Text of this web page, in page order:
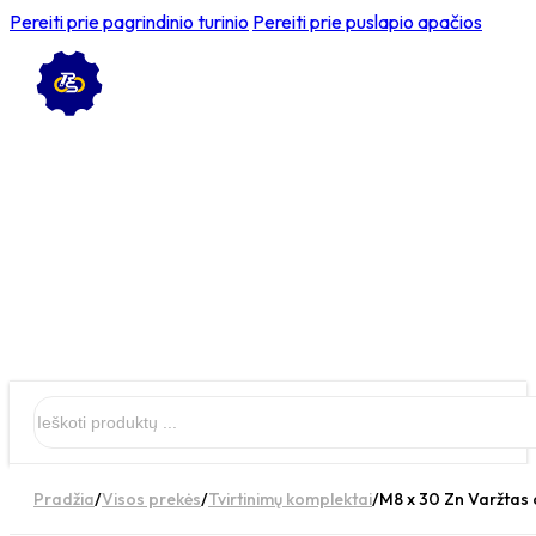
Pereiti prie pagrindinio turinio Pereiti prie puslapio apačios
Pradžia/Visos prekės/Tvirtinimų komplektai/M8 x 30 Zn Varžtas